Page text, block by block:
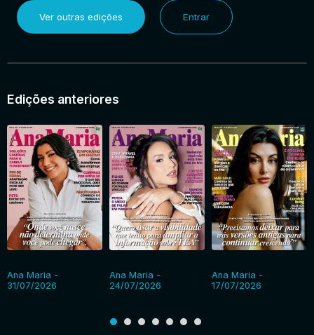
Ver outras edições Entrar
Edições anteriores
Ana Maria -
31/07/2026
Ana Maria -
24/07/2026
Ana Maria -
17/07/2026